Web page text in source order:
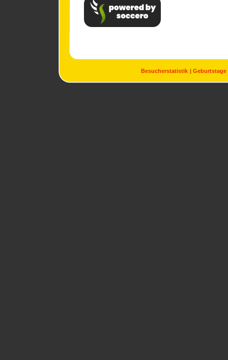
Besucherstatistik Geburtstage